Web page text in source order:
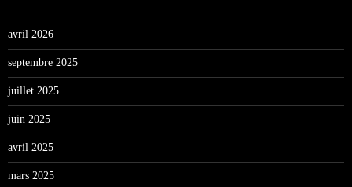
avril 2026
septembre 2025
juillet 2025
juin 2025
avril 2025
mars 2025